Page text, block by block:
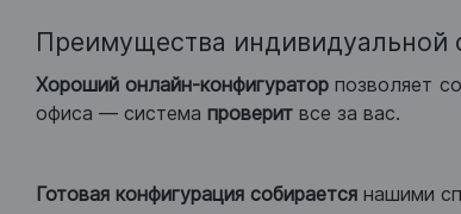
Преимущества индивидуальной
Хороший онлайн-конфигуратор позволяет
офиса — система проверит все за вас.
Готовая конфигурация собирается нашими